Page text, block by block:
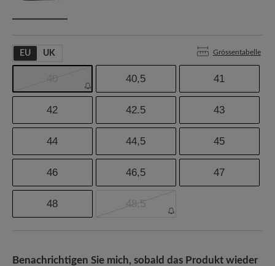
EU UK Grössentabelle
40,5 41
42 42.5 43
44 44,5 45
46 46,5 47
48 48,5
Benachrichtigen Sie mich, sobald das Produkt wieder